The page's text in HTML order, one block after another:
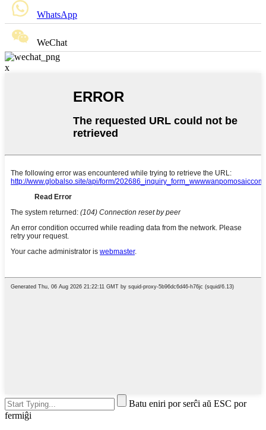
WhatsApp
WeChat
x
Batu eniri por serĉi aŭ ESC por
fermiĝi